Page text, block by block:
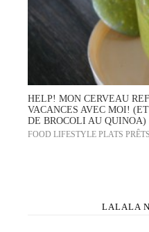
HELP! MON CERVEAU
VACANCES AVEC MOI!
DE BROCOLI AU QUINOA)
FOOD LIFESTYLE PLATS
LALALA